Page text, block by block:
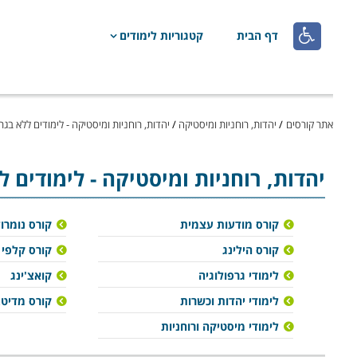
 דף הבית קטגוריות לימודים
אתר קורסים / יהדות, רוחניות ומיסטיקה / יהדות, רוחניות ומיסטיקה - לימודים ללא
יהדות, רוחניות ומיסטיקה- לימודים
קורס מודעות עצמית
קורס הילינג
לימודי גרפולוגיה
לימודי יהדות וכשרות
לימודי מיסטיקה ורוחניות
קורס
קורס
קואצ'ינג
קורס